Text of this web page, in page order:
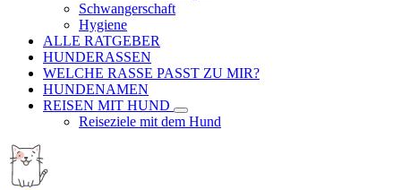
Schwangerschaft
Hygiene
ALLE RATGEBER
HUNDERASSEN
WELCHE RASSE PASST ZU MIR?
HUNDENAMEN
REISEN MIT HUND
Reiseziele mit dem Hund